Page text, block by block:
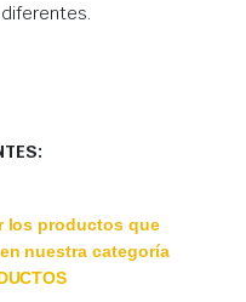
los productos que
nuestra categoría